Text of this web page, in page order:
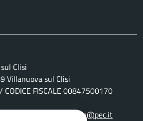
Clisi
Villanuova sul Clisi
FISCALE 00847500170
comunevillanuova@pec.it